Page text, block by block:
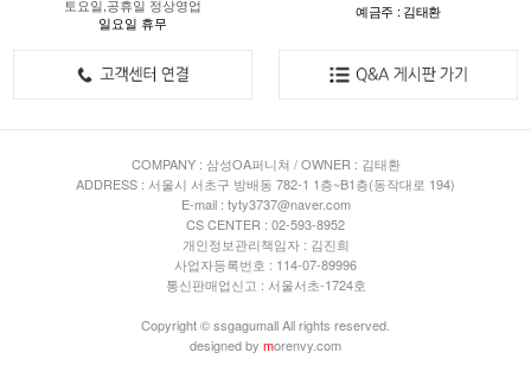
토요일,공휴일 정상영업
일요일 휴무
예금주 : 김태환
COMPANY : 삼성OA퍼니쳐 / OWNER : 김태환
ADDRESS : 서울시 서초구 방배동 782-1 1층~B1층(동작대로 194)
E-mail : tyty3737@naver.com
CS CENTER : 02-593-8952
개인정보관리책임자 : 김진희
사업자등록번호 : 114-07-89996
통신판매업신고 : 서울서초-1724호
Copyright © ssgagumall All rights reserved.
designed by morenvy.com